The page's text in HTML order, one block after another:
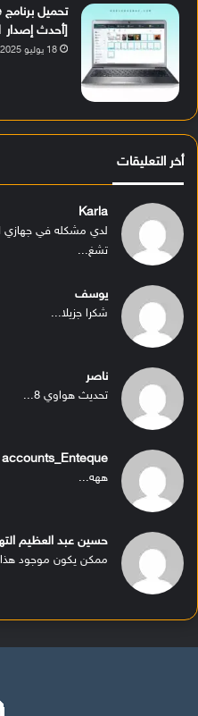
[أحدث إصدار 2021]
18 يوليو 2025
أخر التعليقات
Karla
لدي مشكله في جهازي
تشغ...
يوسف
شكرا جزيلا...
ناصر
تحديث هواوي 8...
accounts_Enteque
ههه...
حسين عبد العظيم
ممكن يكون موجود هذا